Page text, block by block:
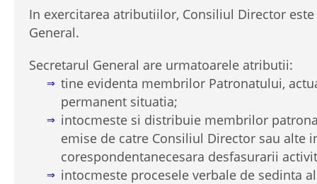
In exercitarea atributiilor, Consiliul Director
General.
Secretarul General are urmatoarele atributii:
tine evidenta membrilor Patronatului,
permanent situatia;
intocmeste si distribuie membrilor
emise de catre Consiliul Director sau alte
corespondentanecesara desfasurarii
intocmeste procesele verbale de sedinta